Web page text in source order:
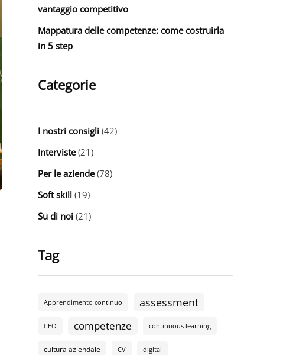
vantaggio competitivo
Mappatura delle competenze: come costruirla
in 5 step
Categorie
I nostri consigli (42)
Interviste(21)
Per le aziende(78)
Soft skill (19)
Su di noi (21)
Tag
Apprendimento continuo assessment
CEO competenze continuous learning
cultura aziendale CV digital